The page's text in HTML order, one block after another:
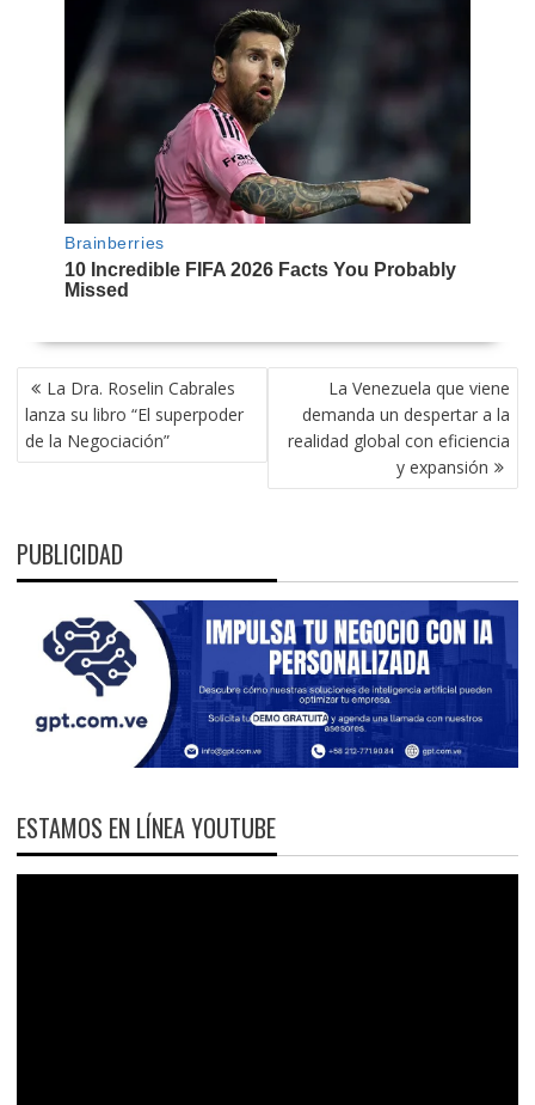
NAVEGACIÓN
DE
ENTRADAS
La Dra. Roselin Cabrales
lanza su libro “El superpoder
de la Negociación”
La Venezuela que viene
demanda un despertar a la
realidad global con eficiencia
y expansión
PUBLICIDAD
ESTAMOS EN LÍNEA YOUTUBE